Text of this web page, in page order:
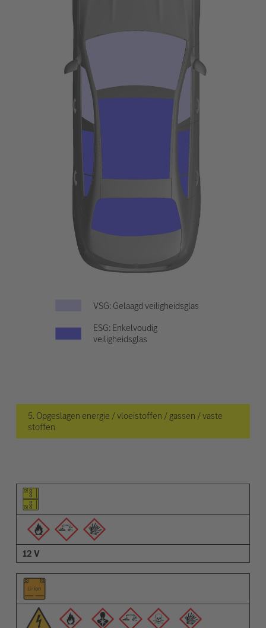
VSG: Gelaagd veiligheidsglas
ESG: Enkelvoudig
veiligheidsglas
5. Opgeslagen energie / vloeistoffen / gassen / vaste
stoffen
Pictogram van het element
Pictogrammen van de waarschuwingen
Omschrijving
12 V